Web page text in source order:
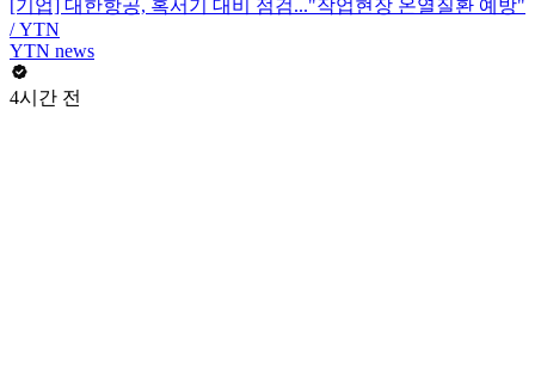
[기업] 대한항공, 혹서기 대비 점검..."작업현장 온열질환 예방"
/ YTN
YTN news
4시간 전